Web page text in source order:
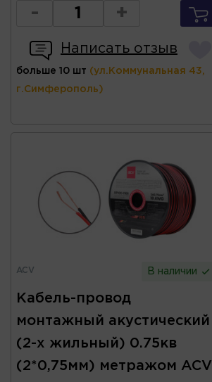
- +
Написать отзыв
больше 10 шт (ул.Коммунальная 43,
г.Симферополь)
ACV В наличии
Кабель-провод
монтажный акустический
(2-х жильный) 0.75кв
(2*0,75мм) метражом ACV